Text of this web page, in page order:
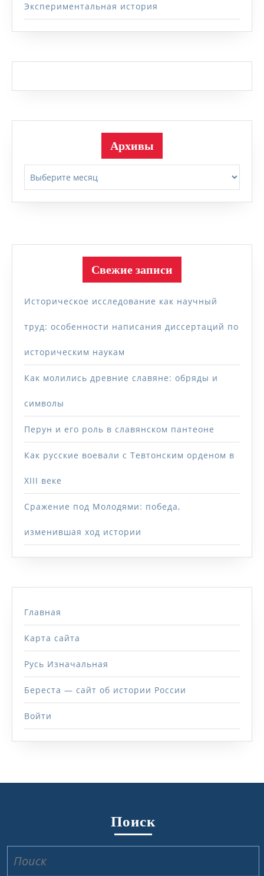
Экспериментальная история
Архивы
Свежие записи
Историческое исследование как научный
труд: особенности написания диссертаций по
историческим наукам
Как молились древние славяне: обряды и
символы
Перун и его роль в славянском пантеоне
Как русские воевали с Тевтонским орденом в
XIII веке
Сражение под Молодями: победа,
изменившая ход истории
Главная
Карта сайта
Русь Изначальная
Береста — сайт об истории России
Войти
Поиск